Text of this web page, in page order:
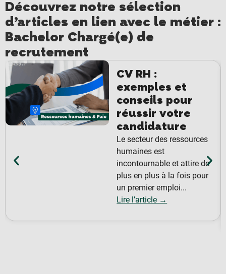
Découvrez notre sélection
d’articles en lien avec le métier :
Bachelor Chargé(e) de
recrutement
CV RH :
exemples et
conseils pour
réussir votre
candidature
Le secteur des ressources
humaines est
incontournable et attire de
plus en plus à la fois pour
un premier emploi...
Lire l’article →